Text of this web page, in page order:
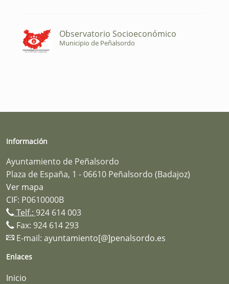
Observatorio Socioeconómico
Municipio de Peñalsordo
Información
Ayuntamiento de Peñalsordo
Plaza de España, 1 - 06610 Peñalsordo (Badajoz)
Ver mapa
CIF: P0610000B
Telf.: 924 614 003
Fax: 924 614 293
E-mail: ayuntamiento[@]penalsordo.es
Enlaces
Inicio